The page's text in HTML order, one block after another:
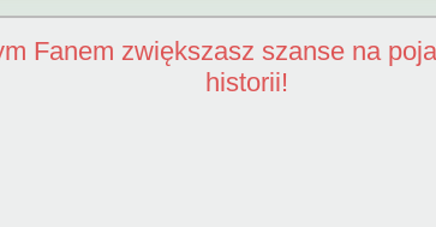
Fanem zwiększasz szanse na
historii!